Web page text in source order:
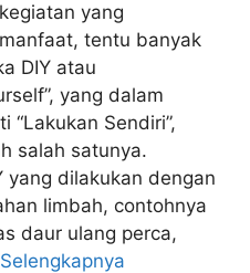
yang
tentu banyak
DIY atau
yang dalam
“Lakukan Sendiri”,
salah satunya.
yang dilakukan dengan
limbah, contohnya
daur ulang perca,